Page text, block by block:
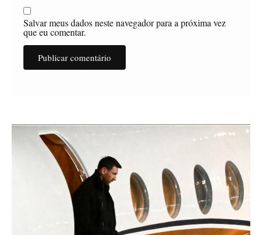
Salvar meus dados neste navegador para a próxima vez
que eu comentar.